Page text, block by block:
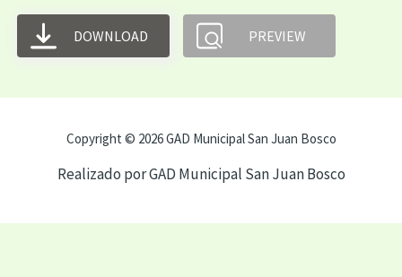
DOWNLOAD PREVIEW
Copyright © 2026 GAD Municipal San Juan Bosco
Realizado por GAD Municipal San Juan Bosco